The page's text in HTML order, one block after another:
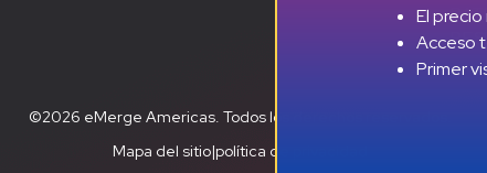
©2026 eMerge Americas. Todos los derechos reservados.
Mapa del sitio|política de privacidad
El
Acceso
Primer